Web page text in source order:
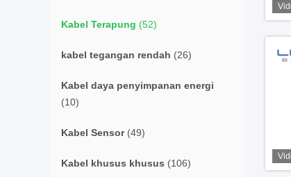
Kabel Terapung (52)
kabel tegangan rendah (26)
Kabel daya penyimpanan energi
(10)
Kabel Sensor(49)
Kabel khusus khusus (106)